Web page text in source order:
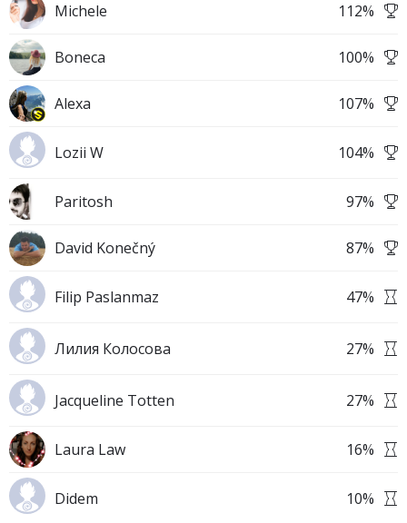
Michele 112%
Boneca 100%
Alexa 107%
Lozii W 104%
Paritosh 97%
David Konečný 87%
Filip Paslanmaz 47%
Лилия Колосова 27%
Jacqueline Totten 27%
Laura Law 16%
Didem 10%